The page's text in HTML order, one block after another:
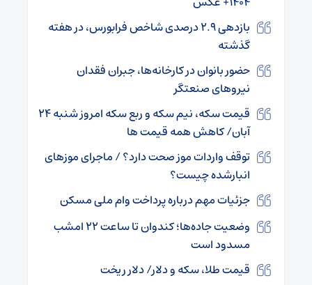
بازدهی ۲.۹ درصدی شاخص فرابورس، در هفته
گذشته
حضور بانوان در کارخانه‌ها، جبران فقدان
نیروهای صنعتگر
قیمت سکه، نیم سکه و ربع سکه امروز شنبه ۲۴
آبان/ کاهش همه قیمت ها
توقف واردات موز صحت دارد؟ / ماجرای موزهای
انبارشده چیست؟
جزئیات مهم درباره پرداخت وام ملی مسکن
وضعیت جاده‌ها؛ کندوان تا ساعت ۲۲ امشب
مسدود است
قیمت طلا، سکه و دلار/ دلار ریخت